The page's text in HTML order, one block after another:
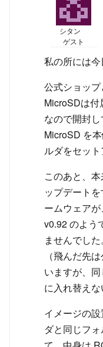
シタン
ゲスト
私の所には今
公式ショップ
MicroSDは付
なので開封
MicroSD を
ルダをセット
このあと、
ップデートを
ームウェア
v0.92 のよう
ませんでした。
（飛んだ先
いますが、
に入れ替えな
イメージの
ダと同じフ